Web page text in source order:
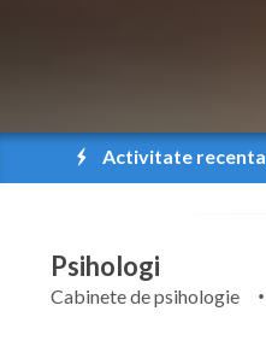
Activitate recenta
Psihologi
Cabinete de psihologie